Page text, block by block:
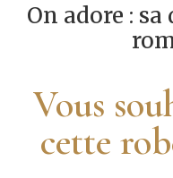
On adore :
Vous
cette